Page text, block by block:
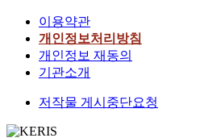
이용약관
개인정보처리방침
개인정보 재동의
기관소개
저작물 게시중단요청